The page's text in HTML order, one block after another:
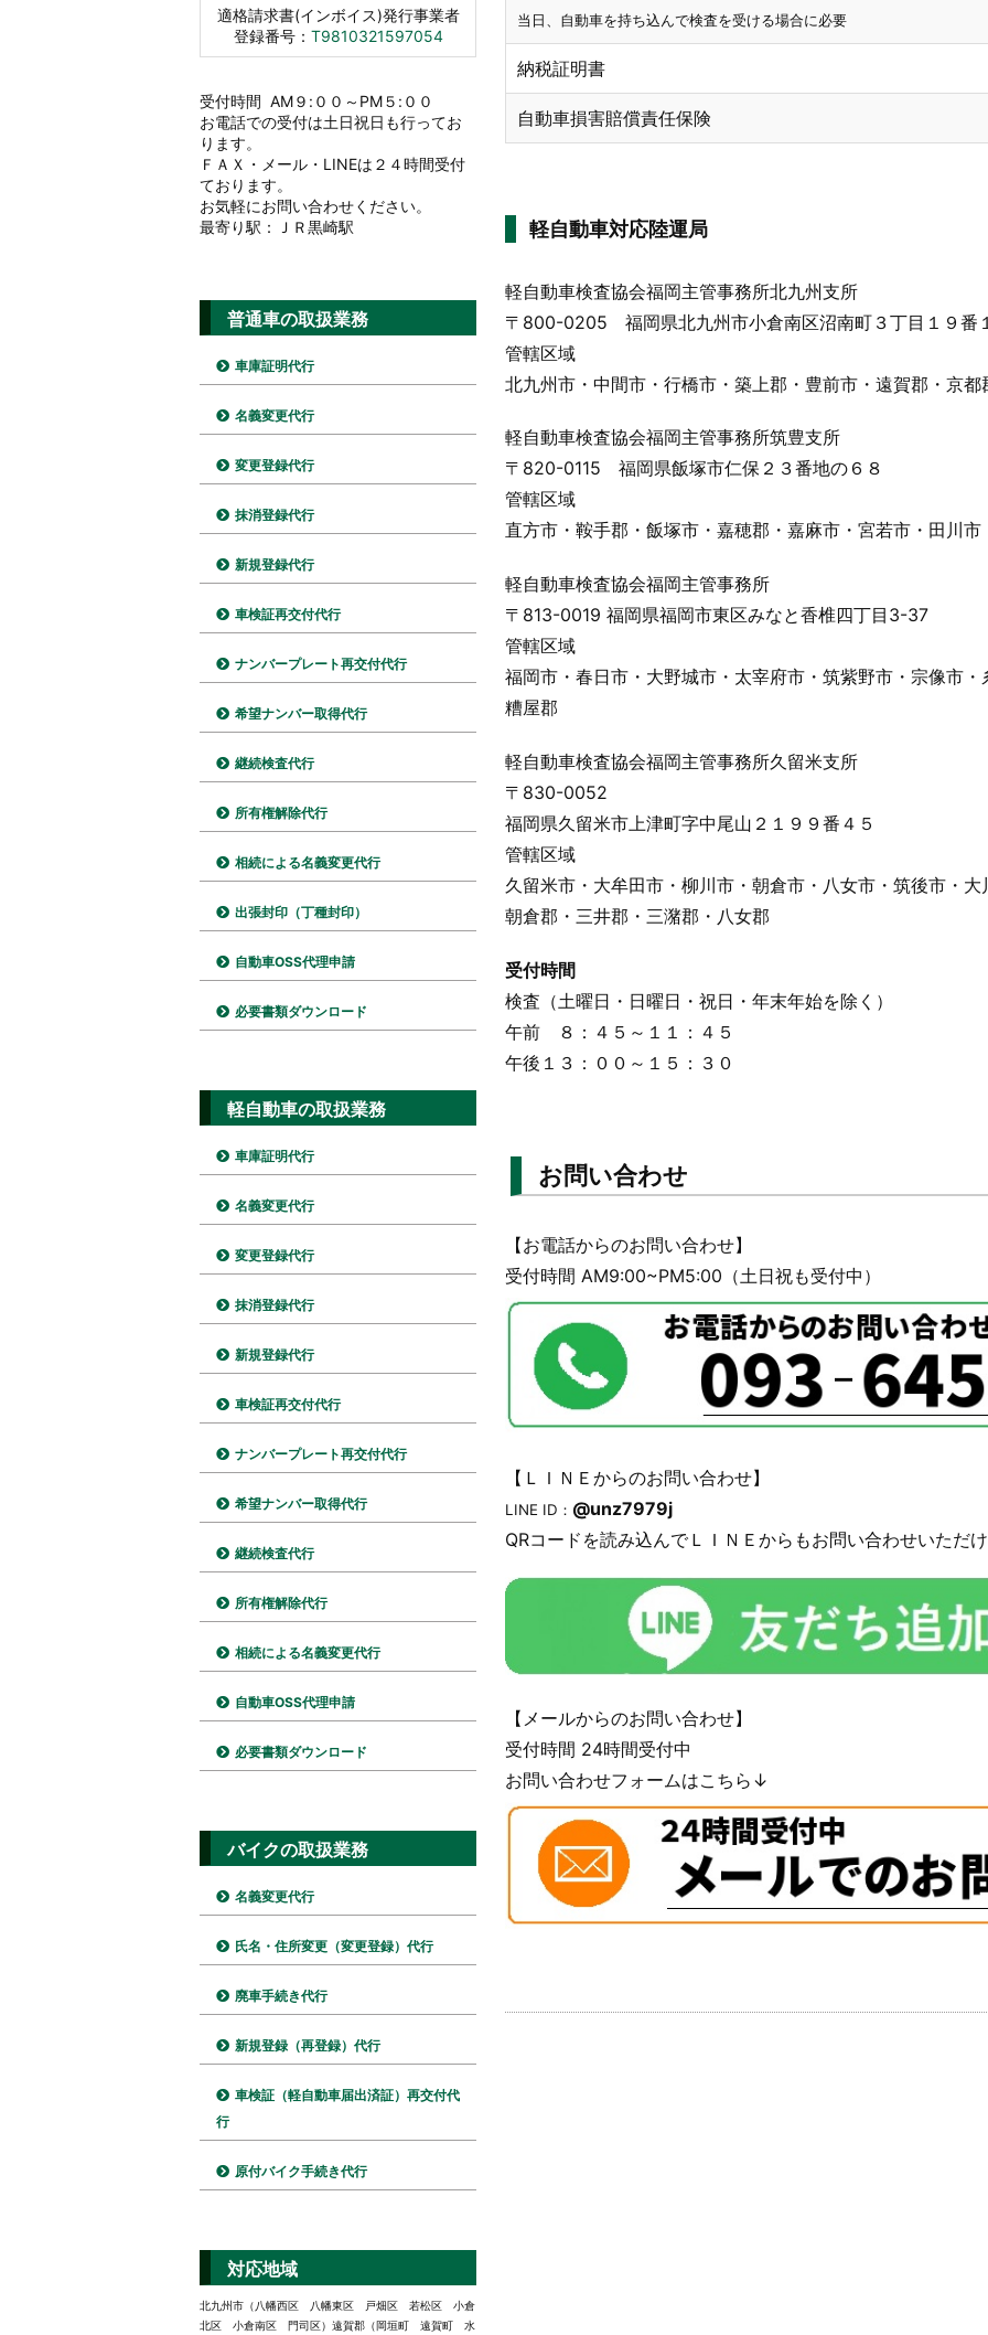
当日、自動車を持ち込んで検査を受ける場合に必要
納税証明書
自動車損害賠償責任保険
軽自動車対応陸運局
軽自動車検査協会福岡主管事務所北九州支所
〒800-0205 福岡県北九州市小倉南区沼南町３丁目１９番
管轄区域
北九州市・中間市・行橋市・築上郡・豊前市・遠賀郡・京都
軽自動車検査協会福岡主管事務所筑豊支所
〒820-0115 福岡県飯塚市仁保２３番地の６８
管轄区域
直方市・鞍手郡・飯塚市・嘉穂郡・嘉麻市・宮若市・田川市
軽自動車検査協会福岡主管事務所
〒813-0019 福岡県福岡市東区みなと香椎四丁目3-37
管轄区域
福岡市・春日市・大野城市・太宰府市・筑紫野市・宗像市
糟屋郡
軽自動車検査協会福岡主管事務所久留米支所
〒830-0052
福岡県久留米市上津町字中尾山２１９９番４５
管轄区域
久留米市・大牟田市・柳川市・朝倉市・八女市・筑後市・
朝倉郡・三井郡・三潴郡・八女郡
受付時間
検査（土曜日・日曜日・祝日・年末年始を除く）
午前 ８：４５～１１：４５
午後１３：００～１５：３０
お問い合わせ
【お電話からのお問い合わせ】
受付時間 AM9:00~PM5:00（土日祝も受付中）
【ＬＩＮＥからのお問い合わせ】
LINE ID： @unz7979j
QRコードを読み込んでＬＩＮＥからもお問い合わせいただ
【メールからのお問い合わせ】
受付時間 24時間受付中
お問い合わせフォームはこちら↓
適格請求書(インボイス)発行事業者
登録番号： T9810321597054
受付時間 AM９:００～PM５:００
お電話での受付は土日祝日も行ってお
ります。
ＦＡＸ・メール・LINEは２４時間受付
ております。
お気軽にお問い合わせください。
最寄り駅：ＪＲ黒崎駅
普通車の取扱業務
車庫証明代行
名義変更代行
変更登録代行
抹消登録代行
新規登録代行
車検証再交付代行
ナンバープレート再交付代行
希望ナンバー取得代行
継続検査代行
所有権解除代行
相続による名義変更代行
出張封印（丁種封印）
自動車OSS代理申請
必要書類ダウンロード
軽自動車の取扱業務
車庫証明代行
名義変更代行
変更登録代行
抹消登録代行
新規登録代行
車検証再交付代行
ナンバープレート再交付代行
希望ナンバー取得代行
継続検査代行
所有権解除代行
相続による名義変更代行
自動車OSS代理申請
必要書類ダウンロード
バイクの取扱業務
名義変更代行
氏名・住所変更（変更登録）代行
廃車手続き代行
新規登録（再登録）代行
車検証（軽自動車届出済証）再交付代
行
原付バイク手続き代行
対応地域
北九州市（八幡西区 八幡東区 戸畑区 若松区 小倉
北区 小倉南区 門司区）遠賀郡（岡垣町 遠賀町 水